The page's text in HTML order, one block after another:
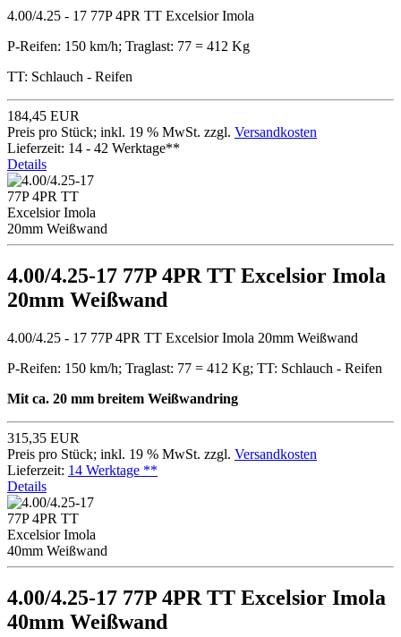
4.00/4.25 - 17 77P 4PR TT Excelsior Imola
P-Reifen: 150 km/h; Traglast: 77 = 412 Kg
TT: Schlauch - Reifen
184,45 EUR
Preis pro Stück; inkl. 19 % MwSt. zzgl. Versandkosten
Lieferzeit: 14 - 42 Werktage**
Details
4.00/4.25-17 77P 4PR TT Excelsior Imola
20mm Weißwand
4.00/4.25 - 17 77P 4PR TT Excelsior Imola 20mm Weißwand
P-Reifen: 150 km/h; Traglast: 77 = 412 Kg; TT: Schlauch - Reifen
Mit ca. 20 mm breitem Weißwandring
315,35 EUR
Preis pro Stück; inkl. 19 % MwSt. zzgl. Versandkosten
Lieferzeit: 14 Werktage **
Details
4.00/4.25-17 77P 4PR TT Excelsior Imola
40mm Weißwand